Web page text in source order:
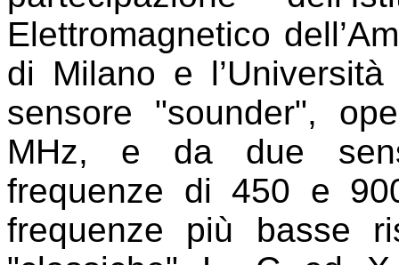
Elettromagnetico
di Milano e
sensore "sounder",
MHz, e da due
frequenze di 450 e
frequenze più basse